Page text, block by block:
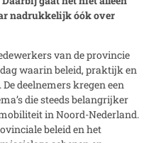
nadrukkelijk óók over
van de provincie
waarin beleid, praktijk en
deelnemers kregen een
die steeds belangrijker
in Noord-Nederland.
beleid en het